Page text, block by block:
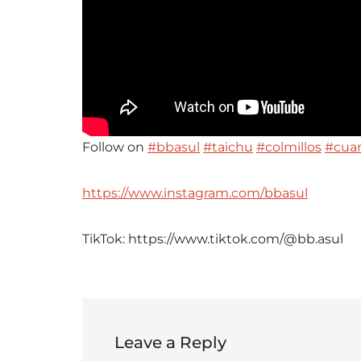
Follow on #bbasul #taichu #colmillos
https://www.instagram.com/bbasul
TikTok: https://www.tiktok.com/@bb.asul
Leave a Reply